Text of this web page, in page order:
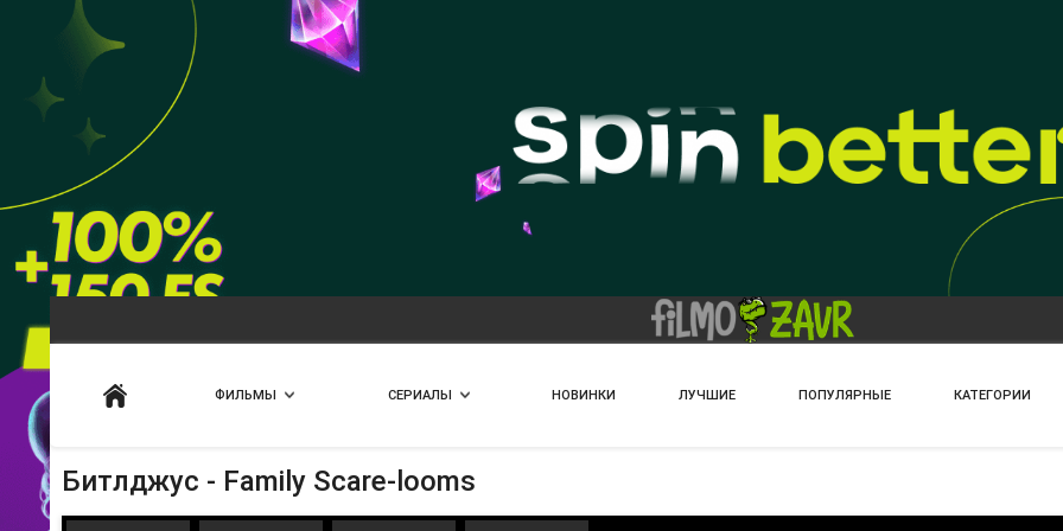
ФИЛЬМЫ СЕРИАЛЫ НОВИНКИ ЛУЧШИЕ ПОПУЛЯРНЫЕ КАТЕГОРИИ
Битлджус - Family Scare-looms